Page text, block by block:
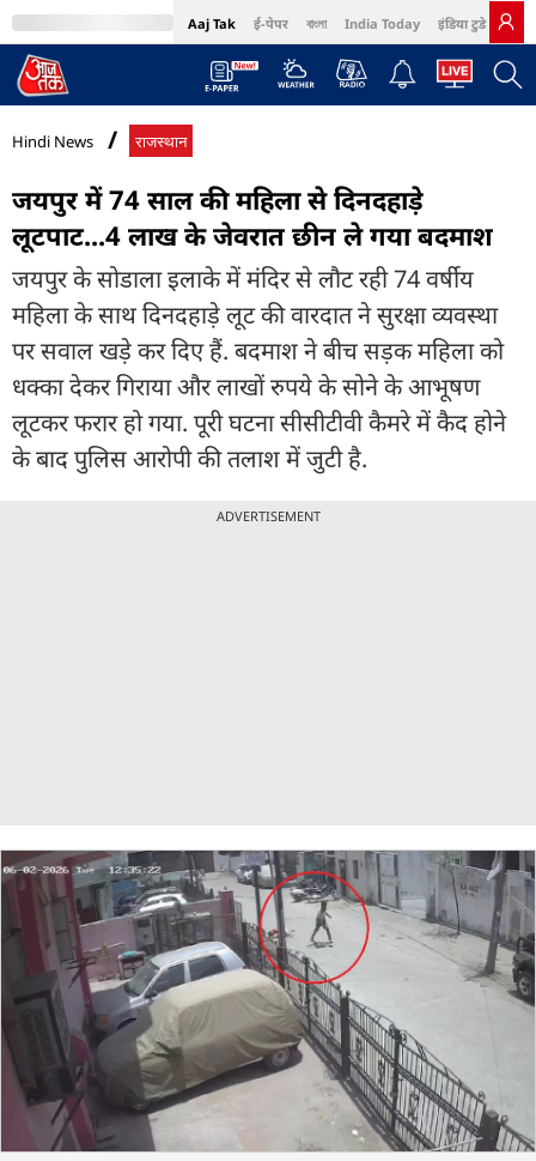
Aaj Tak ई-पेपर বাংলা India Today इंडिया टुडे हिंदी
MumbaiTak Cosmopolitan Harper's Bazaar Northeast
Hindi News राजस्थान
जयपुर में 74 साल की महिला से दिनदहाड़े
लूटपाट...4 लाख के जेवरात छीन ले गया बदमाश
जयपुर के सोडाला इलाके में मंदिर से लौट रही 74 वर्षीय
महिला के साथ दिनदहाड़े लूट की वारदात ने सुरक्षा व्यवस्था
पर सवाल खड़े कर दिए हैं. बदमाश ने बीच सड़क महिला को
धक्का देकर गिराया और लाखों रुपये के सोने के आभूषण
लूटकर फरार हो गया. पूरी घटना सीसीटीवी कैमरे में कैद होने
के बाद पुलिस आरोपी की तलाश में जुटी है.
ADVERTISEMENT